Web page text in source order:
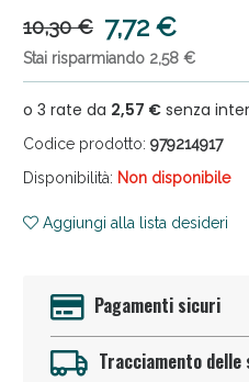
10,30 € 7,72 €
Stai risparmiando 2,58 €
Codice prodotto: 979214917
Disponibilità: Non disponibile
Aggiungi alla lista desideri
Pagamenti sicuri
Tracciamento delle
Anticellulite e Fanghi: